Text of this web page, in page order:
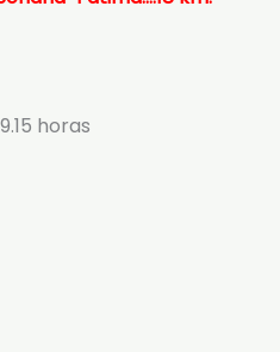
horas